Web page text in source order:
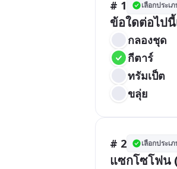
# 1 เลือกประเ
ข้อใดต่อไป
กลองชุด
กีตาร์
ทรัมเป็ต
ขลุ่ย
# 2 เลือกประเ
แซกโซโฟน